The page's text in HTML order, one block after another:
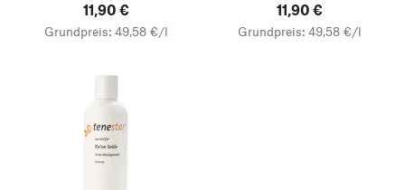
11,90 €
Grundpreis: 49,58 €/l
11,90 €
Grundpreis: 49,58 €/l